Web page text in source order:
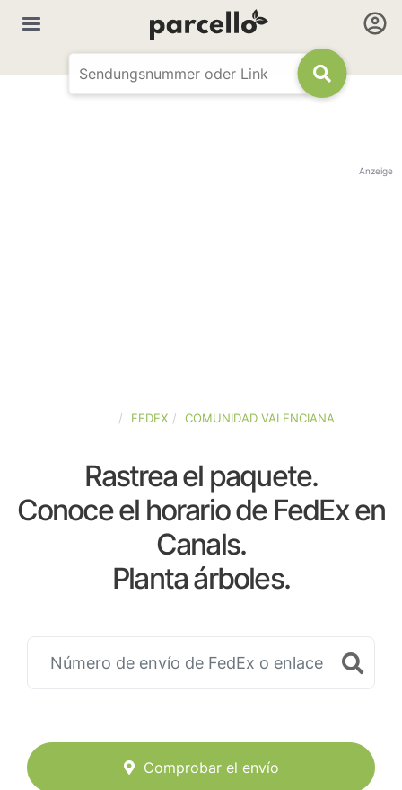
Anzeige
FEDEX COMUNIDAD VALENCIANA
Rastrea el paquete.
Conoce el horario de FedEx en
Canals.
Planta árboles.
Comprobar el envío